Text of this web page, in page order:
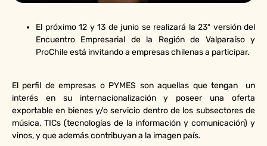
El próximo 12 y 13 de junio se realizará la 23º versión del
Encuentro Empresarial de la Región de Valparaíso y
ProChile está invitando a empresas chilenas a participar.
El perfil de empresas o PYMES son aquellas que tengan un
interés en su internacionalización y poseer una oferta
exportable en bienes y/o servicio dentro de los subsectores de
música, TICs (tecnologías de la información y comunicación) y
vinos, y que además contribuyan a la imagen país.